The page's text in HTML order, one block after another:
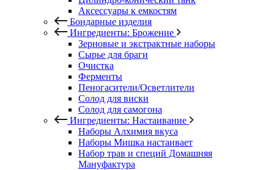
Аксессуары к емкостям
Бондарные изделия
Ингредиенты: Брожение
Зерновые и экстрактные наборы
Сырье для браги
Очистка
Ферменты
Пеногасители/Осветлители
Солод для виски
Солод для самогона
Ингредиенты: Настаивание
Наборы Алхимия вкуса
Наборы Мишка настаивает
Набор трав и специй Домашняя
Мануфактура